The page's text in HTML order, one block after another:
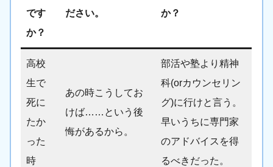
です
か？
ださい。
か？
高校
生で
死に
たか
った
時
あの時こうしてお
けば……という後
悔があるから。
部活や塾より精神
科(orカウンセリン
グ)に行けと言う。
早いうちに専門家
のアドバイスを得
るべきだった。